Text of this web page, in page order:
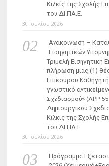
Κιλκίς της Σχολής
του ΔΙ.ΠΑ.Ε.
30 Ιουλίου 2026
Ανακοίνωση –
Εισηγητικών
Τριμελή Εισηγητική
πλήρωση μίας (1)
Επίκουρου Καθηγητή
γνωστικό
Σχεδιασμού» (ΑΡΡ
Δημιουργικού
Κιλκίς της Σχολής
του ΔΙ.ΠΑ.Ε.
30 Ιουλίου 2026
Πρόγραμμα